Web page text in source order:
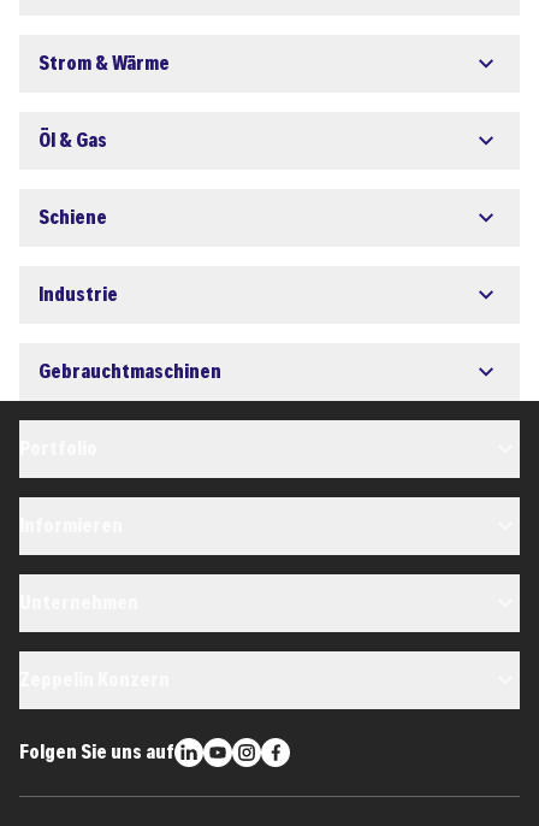
Strom & Wärme
Öl & Gas
Schiene
Industrie
Gebrauchtmaschinen
Folgen Sie uns auf